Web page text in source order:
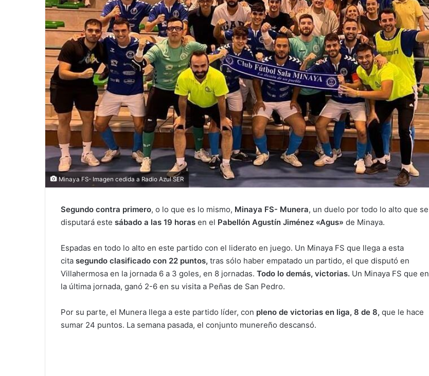
Minaya FS- Imagen cedida a Radio Azul SER
Segundo contra primero, o lo que es lo mismo, Minaya FS- Munera, un duelo por todo lo alto que se
disputará este sábado a las 19 horas en el Pabellón Agustín Jiménez «Agus» de Minaya.
Espadas en todo lo alto en este partido con el liderato en juego. Un Minaya FS que llega a esta
cita segundo clasificado con 22 puntos, tras sólo haber empatado un partido, el que disputó en
Villahermosa en la jornada 6 a 3 goles, en 8 jornadas. Todo lo demás, victorias. Un Minaya FS que en
la última jornada, ganó 2-6 en su visita a Peñas de San Pedro.
Por su parte, el Munera llega a este partido líder, con pleno de victorias en liga, 8 de 8, que le hace
sumar 24 puntos. La semana pasada, el conjunto munereño descansó.